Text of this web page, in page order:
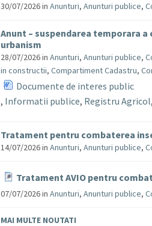
30/07/2026inAnunturi,Anunturi publice,
Anunt – suspendarea temporara
urbanism
28/07/2026inAnunturi,Anunturi publice,
in constructii,Compartiment Cadastru,
Documente de interes public
, Informatii publice, Registru Agricol,
Tratament pentru combaterea
14/07/2026inAnunturi,Anunturi publice,
Tratament AVIO pentru
07/07/2026inAnunturi,Anunturi publice,
MAI MULTE NOUTATI